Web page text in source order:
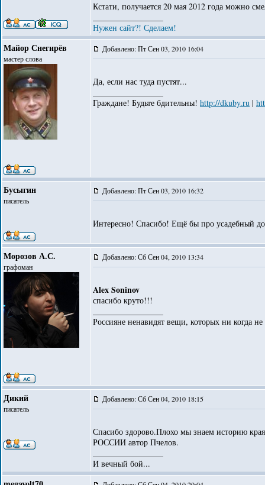
Кстати, получается 20 мая 2012 года можно
Нужен сайт?! Сделаем!
Майор Снегирёв
мастер слова
Добавлено: Пт Сен 03, 2010 16:04
Да, если нас туда пустят...
Граждане! Будьте бдительны! http://dkuby.ru |
Бусыгин
писатель
Добавлено: Пт Сен 03, 2010 16:32
Интересно! Спасибо! Ещё бы про усадебный
Морозов А.С.
графоман
Добавлено: Сб Сен 04, 2010 13:34
Alex Soninov
спасибо круто!!!
Россияне ненавидят вещи, которых ни когда
Дикий
писатель
Добавлено: Сб Сен 04, 2010 18:15
Спасибо здорово.Плохо мы знаем историю
РОССИИ автор Пчелов.
И вечный бой...